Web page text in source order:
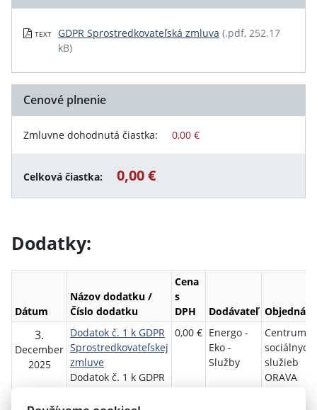
TEXT GDPR Sprostredkovateľská zmluva (.pdf, 252.17
kB)
Cenové plnenie
Zmluvne dohodnutá čiastka: 0,00 €
Celková čiastka: 0,00 €
Dodatky:
Dátum
Názov dodatku /
Číslo dodatku
Cena
s
DPH
Dodávateľ
3.
December
2025
Dodatok č. 1 k GDPR
Sprostredkovateľskej
zmluve
Dodatok č. 1 k GDPR
zmluve
0,00 € Energo -
Eko -
Služby
Centrum
sociálnych
služieb
ORAVA